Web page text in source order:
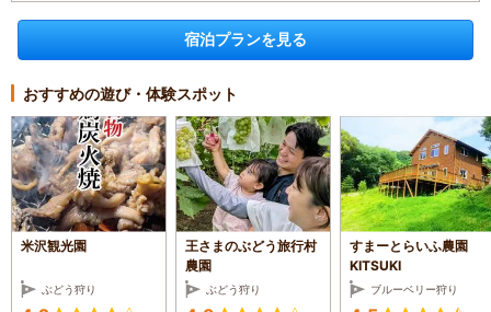
宿泊プランを見る
おすすめの遊び・体験スポット
米沢観光園
ぶどう狩り
王さまのぶどう旅行村
農園
ぶどう狩り
すまーとらいふ農園
KITSUKI
ブルーベリー狩り